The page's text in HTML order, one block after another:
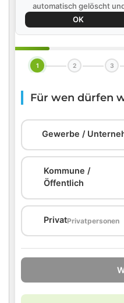
automatisch gelöscht
OK
1 2 3
Für wen dürfen
Gewerbe /
Kommune /
Öffentlich
PrivatPrivatpersonen